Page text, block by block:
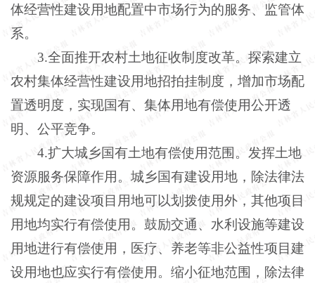
体经营性建设用地配置中市场行为的服务、监管体
系。
3.全面推开农村土地征收制度改革。探索建立
农村集体经营性建设用地招拍挂制度，增加市场配
置透明度，实现国有、集体用地有偿使用公开透
明、公平竞争。
4.扩大城乡国有土地有偿使用范围。发挥土地
资源服务保障作用。城乡国有建设用地，除法律法
规规定的建设项目用地可以划拨使用外，其他项目
用地均实行有偿使用。鼓励交通、水利设施等建设
用地进行有偿使用，医疗、养老等非公益性项目建
设用地也应实行有偿使用。缩小征地范围，除法律